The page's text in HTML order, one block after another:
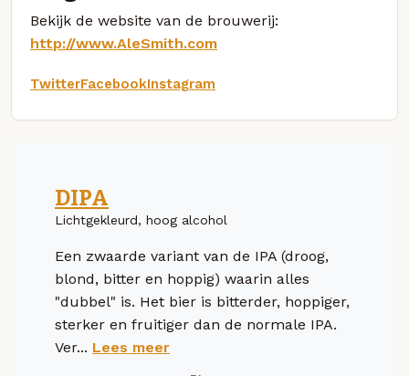
Bekijk de website van de brouwerij:
http://www.AleSmith.com
TwitterFacebookInstagram
DIPA
Lichtgekleurd, hoog alcohol
Een zwaarde variant van de IPA (droog,
blond, bitter en hoppig) waarin alles
"dubbel" is. Het bier is bitterder, hoppiger,
sterker en fruitiger dan de normale IPA.
Ver... Lees meer